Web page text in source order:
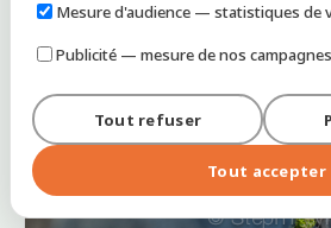
Mesure d'audience — statistiques de
Publicité — mesure de nos
Tout refuser
Tout accepter